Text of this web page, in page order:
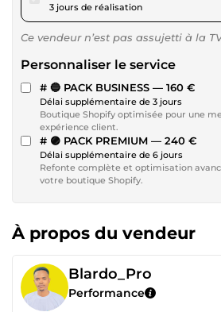
3 jours de réalisation
Ce vendeur n’est pas assujetti à la
Personnaliser le service
# 🔵 PACK BUSINESS — 160 €
Délai supplémentaire de 3 jours
Boutique Shopify optimisée pour une
expérience client.
# 🟣 PACK PREMIUM — 240 €
Délai supplémentaire de 6 jours
Refonte complète et optimisation
votre boutique Shopify.
À propos du vendeur
Blardo_Pro
Performance